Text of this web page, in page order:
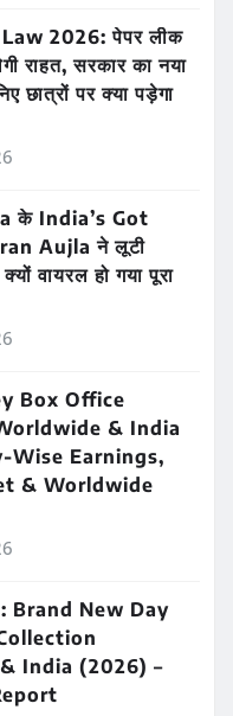
2026: पेपर लीक
राहत, सरकार का नया
छात्रों पर क्या पड़ेगा
के India’s Got
Aujla ने लूटी
वायरल हो गया पूरा
Box Office
& India
Wise Earnings,
& Worldwide
Brand New Day
India (2026) –